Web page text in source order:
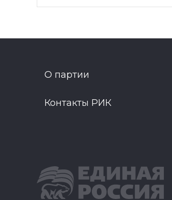
О партии
Контакты РИК